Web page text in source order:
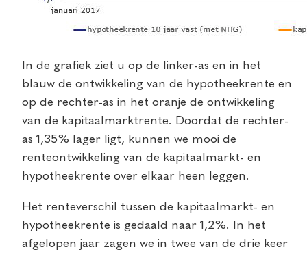
In de grafiek ziet u op de linker-as en in het
blauw de ontwikkeling van de hypotheekrente en
op de rechter-as in het oranje de ontwikkeling
van de kapitaalmarktrente. Doordat de rechter-
as 1,35% lager ligt, kunnen we mooi de
renteontwikkeling van de kapitaalmarkt- en
hypotheekrente over elkaar heen leggen.
Het renteverschil tussen de kapitaalmarkt- en
hypotheekrente is gedaald naar 1,2%. In het
afgelopen jaar zagen we in twee van de drie keer